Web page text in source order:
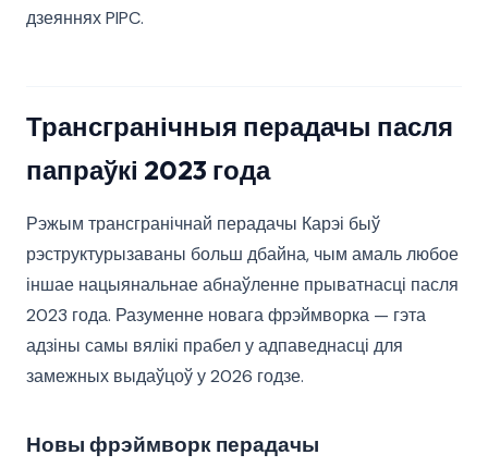
дзеяннях PIPC.
Трансгранічныя перадачы пасля
папраўкі 2023 года
Рэжым трансгранічнай перадачы Карэі быў
рэструктурызаваны больш дбайна, чым амаль любое
іншае нацыянальнае абнаўленне прыватнасці пасля
2023 года. Разуменне новага фрэймворка — гэта
адзіны самы вялікі прабел у адпаведнасці для
замежных выдаўцоў у 2026 годзе.
Новы фрэймворк перадачы